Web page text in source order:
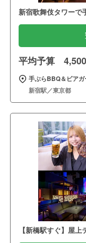
新宿歌舞伎タワーで
平均予算
手ぶらBBQ＆ビア
新宿駅／東京都
【新橋駅すぐ】屋